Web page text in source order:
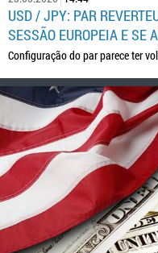
USD / JPY: PAR
SESSÃO EUROPEIA E SE
Configuração do par parece ter